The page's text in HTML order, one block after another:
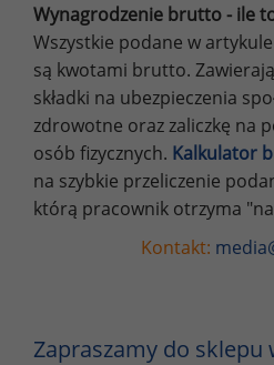
Wynagrodzenie brutto - ile
Wszystkie podane w
są kwotami brutto.
składki na ubezpieczenia
zdrowotne oraz zaliczkę na
osób fizycznych. Kalkulator
na szybkie przeliczenie
którą pracownik otrzyma
Kontakt:
Zapraszamy do sklepu